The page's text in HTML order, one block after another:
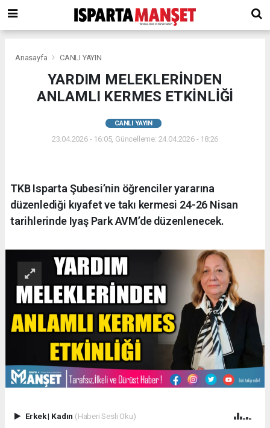
Anasayfa CANLI YAYIN
YARDIM MELEKLERİNDEN
ANLAMLI KERMES ETKİNLİĞİ
CANLI YAYIN
23.04.2026 - 16:05, Güncelleme: 24.04.2026 - 18:26
TKB Isparta Şubesi’nin öğrenciler yararına
düzenlediği kıyafet ve takı kermesi 24-26 Nisan
tarihlerinde Iyaş Park AVM’de düzenlenecek.
Erkek| Kadın (Haberi Sesli Oku)